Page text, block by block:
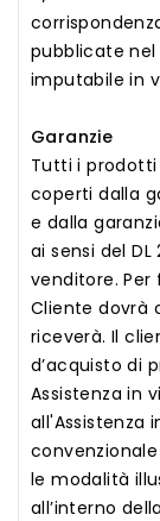
pubblicate
imputabile in
Garanzie
Tutti i prodotti
coperti dalla
e dalla
ai sensi del
venditore. Per
Cliente dovrà
riceverà. Il
d’acquisto di
Assistenza in
all'Assistenza
le modalità
all’interno